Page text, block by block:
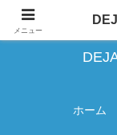
蔵出し
ホーム
メニュー